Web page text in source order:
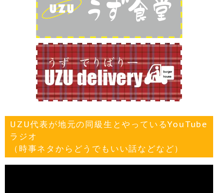
UZU代表が地元の同級生とやっているYouTube
ラジオ
（時事ネタからどうでもいい話などなど）